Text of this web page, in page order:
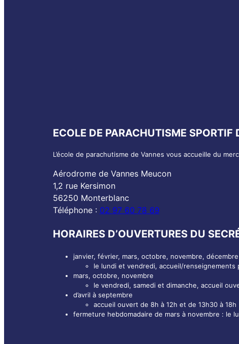
ECOLE DE PARACHUTISME SPORTIF
L’école de parachutisme de Vannes vous accueille du
Aérodrome de Vannes Meucon
1,2 rue Kersimon
56250 Monterblanc
Téléphone : 02 97 60 78 69
HORAIRES D’OUVERTURES DU
janvier, février, mars, octobre, novembre, décembre
le lundi et vendredi, accueil/renseignements
mars, octobre, novembre
le vendredi, samedi et dimanche, accueil
d’avril à septembre
accueil ouvert de 8h à 12h et de 13h30 à 18h
fermeture hebdomadaire de mars à novembre : le